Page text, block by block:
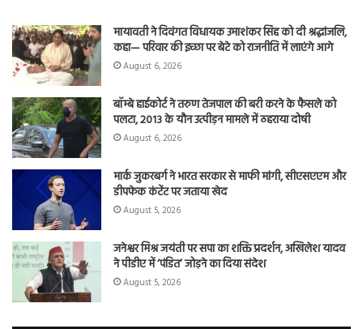
मायावती ने दिवंगत विधायक उमाशंकर सिंह को दी श्रद्धांजलि,
कहा— परिवार की इच्छा पर बेटे को राजनीति में लाएंगे आगे
August 6, 2026
बॉम्बे हाईकोर्ट ने तरुण तेजपाल की बरी करने के फैसले को
पलटा, 2013 के यौन उत्पीड़न मामले में ठहराया दोषी
August 6, 2026
मार्क जुकरबर्ग ने भारत सरकार से माफी मांगी, सीएसएएम और
डीपफेक कंटेंट पर जताया खेद
August 5, 2026
जनेश्वर मिश्र जयंती पर सपा का शक्ति प्रदर्शन, अखिलेश यादव
ने पीडीए में ‘पंडित’ जोड़ने का दिया संदेश
August 5, 2026